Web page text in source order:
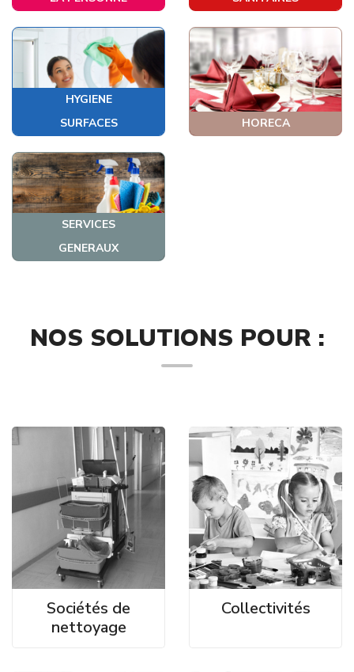
HYGIENE
SURFACES
HORECA
SERVICES
GENERAUX
NOS SOLUTIONS POUR :
Sociétés de
nettoyage
Collectivités